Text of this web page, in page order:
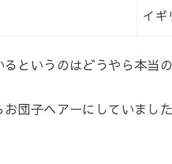
イギ
というのはどうやら本当の
団子ヘアーにしていまし